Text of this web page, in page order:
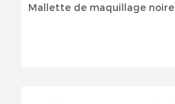
Mallette de maquillage noire